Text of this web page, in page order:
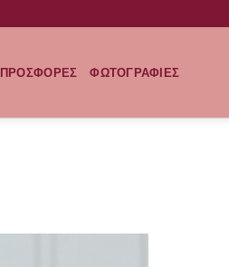
ΠΡΟΣΦΟΡΕΣ ΦΩΤΟΓΡΑΦΙΕΣ